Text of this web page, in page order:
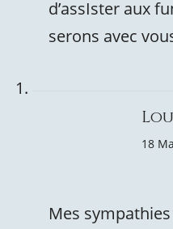
d’assIster aux
serons avec
18
Mes